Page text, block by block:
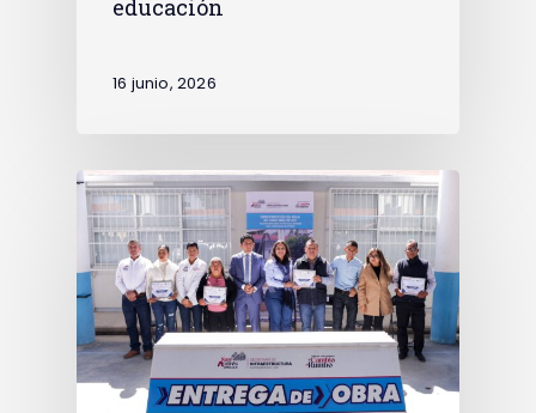
educación
16 junio, 2026